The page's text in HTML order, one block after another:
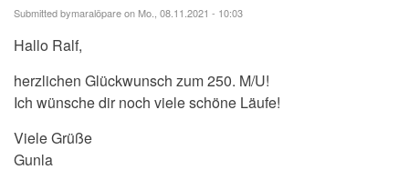
Submitted bymaralöpareon Mo., 08.11.2021 - 10:03
Hallo Ralf,
herzlichen Glückwunsch zum 250. M/U!
Ich wünsche dir noch viele schöne Läufe!
Viele Grüße
Gunla